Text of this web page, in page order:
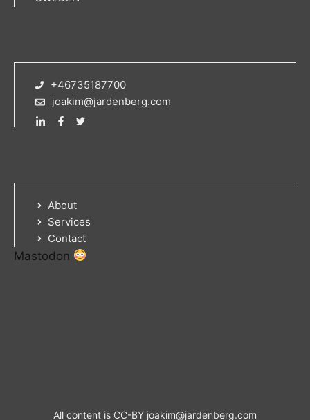
+46735187700
joakim@jardenberg.com
About
Services
Contact
Mastodon
All content is CC-BY joakim@jardenberg.com